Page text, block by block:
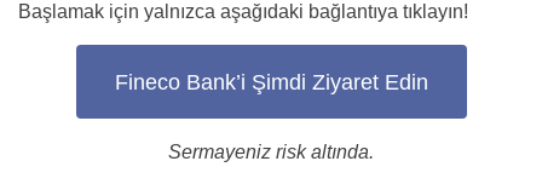
Başlamak için yalnızca aşağıdaki bağlantıya tıklayın!
Fineco Bank’i Şimdi Ziyaret Edin
Sermayeniz risk altında.